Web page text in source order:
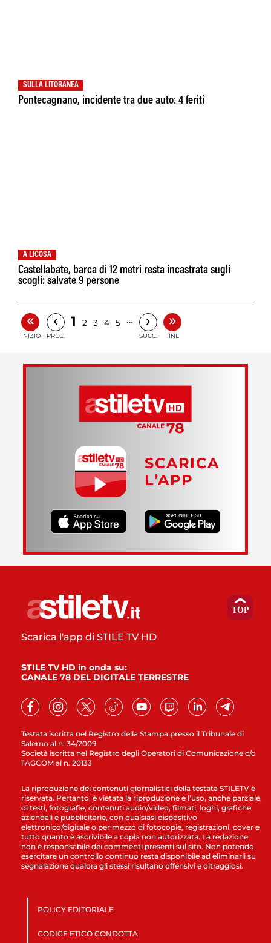
SULLA LITORANEA
Pontecagnano, incidente tra due auto: 4 feriti
A LICOSA
Castellabate, barca di 12 metri resta incastrata sugli
scogli: salvate 9 persone
«
INIZIO
‹
PREC.
1 2 3 4 5 … ›
SUCC.
»
FINE
SCARICA
L’APP
Testata iscritta nel Registro della Stampa presso il Tribunale di
Salerno al n. 34/2009
Società iscritta nel Registro degli Operatori di Comunicazione c/o
l’AGCOM al n. 20133
Scarica l'app di STILE TV HD
STILE TV HD in onda su:
CANALE 78 DEL DIGITALE TERRESTRE
La riproduzione dei contenuti giornalistici della testata STILETV è
riservata. Pertanto, è vietata la riproduzione e l’uso, anche parziale,
di testi, fotografie, contenuti audio/video, filmati, loghi, grafiche
aziendali e pubblicitarie, con qualsiasi dispositivo
elettronico/digitale o per mezzo di fotocopie, registrazioni, cover e
tutto quanto è ascrivibile a copia non autorizzata. La redazione
non è responsabile dei commenti presenti sul sito. Non potendo
esercitare un controllo continuo resta disponibile ad eliminarli su
segnalazione qualora gli stessi risultano offensivi e oltraggiosi.
POLICY EDITORIALE
CODICE ETICO CONDOTTA